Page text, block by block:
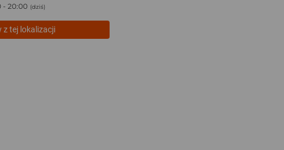
- 20:00 (dziś)
z tej lokalizacji